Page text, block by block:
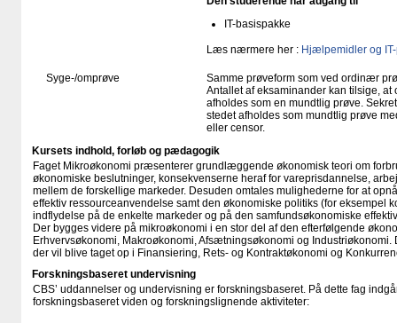
IT-basispakke
Læs nærmere her : Hjælpemidler og
Syge-/omprøve
Samme prøveform som ved ordinær
Antallet af eksaminander kan tilsige,
afholdes som en mundtlig prøve.
stedet afholdes som mundtlig prøve
eller censor.
Kursets indhold, forløb og pædagogik
Faget Mikroøkonomi præsenterer grundlæggende økonomisk teori om
økonomiske beslutninger, konsekvenserne heraf for vareprisdannelse,
mellem de forskellige markeder. Desuden omtales mulighederne for at
effektiv ressourceanvendelse samt den økonomiske politiks (for eksempel
indflydelse på de enkelte markeder og på den samfundsøkonomiske
Der bygges videre på mikroøkonomi i en stor del af den efterfølgende
Erhvervsøkonomi, Makroøkonomi, Afsætningsøkonomi og
der vil blive taget op i Finansiering, Rets- og Kontraktøkonomi og
Forskningsbaseret undervisning
CBS’ uddannelser og undervisning er forskningsbaseret. På dette fag
forskningsbaseret viden og forskningslignende aktiviteter: